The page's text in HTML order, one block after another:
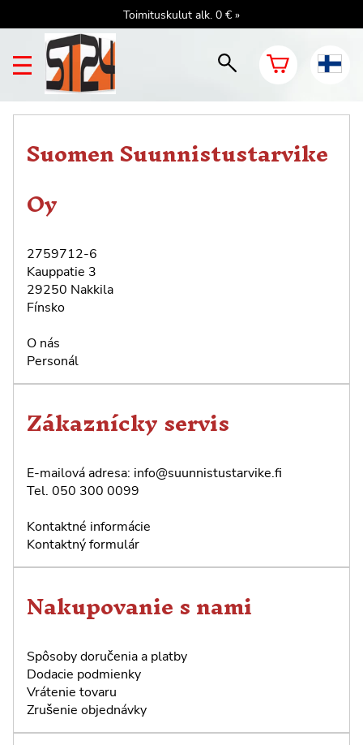
Toimituskulut alk. 0 € »
Suomen Suunnistustarvike
Oy
2759712-6
Kauppatie 3
29250 Nakkila
Fínsko
O nás
Personál
Zákaznícky servis
E-mailová adresa: info@suunnistustarvike.fi
Tel. 050 300 0099
Kontaktné informácie
Kontaktný formulár
Nakupovanie s nami
Spôsoby doručenia a platby
Dodacie podmienky
Vrátenie tovaru
Zrušenie objednávky